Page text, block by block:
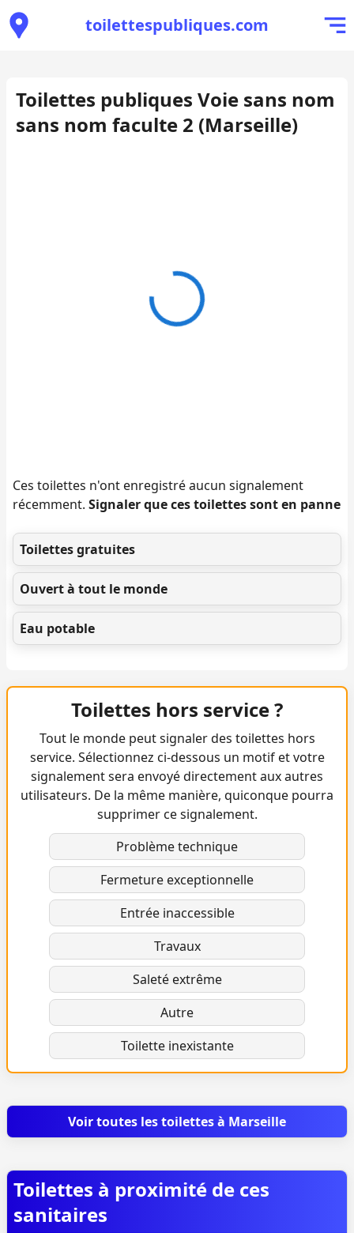
toilettespubliques.com
Toilettes publiques Voie sans nom
sans nom faculte 2 (Marseille)
Ces toilettes n'ont enregistré aucun signalement
récemment. Signaler que ces toilettes sont en panne
Toilettes gratuites
Ouvert à tout le monde
Eau potable
Toilettes hors service ?
Tout le monde peut signaler des toilettes hors
service. Sélectionnez ci-dessous un motif et votre
signalement sera envoyé directement aux autres
utilisateurs. De la même manière, quiconque pourra
supprimer ce signalement.
Problème technique
Fermeture exceptionnelle
Entrée inaccessible
Travaux
Saleté extrême
Autre
Toilette inexistante
Voir toutes les toilettes à Marseille
Toilettes à proximité de ces
sanitaires